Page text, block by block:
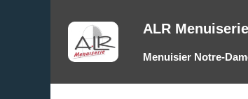
ALR
Menuisier Notre-